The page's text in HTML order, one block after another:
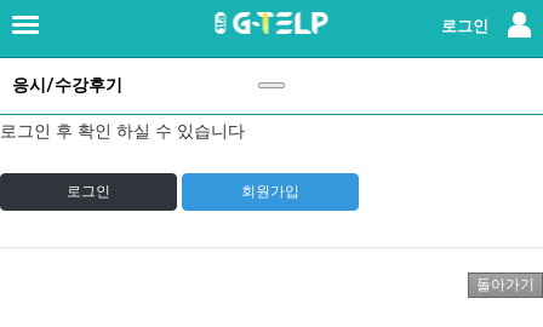
로그인
×
로그인|회원가입
강사소개
응시/수강후기
로그인 후 확인 하실 수 있습니다
로그인 회원가입